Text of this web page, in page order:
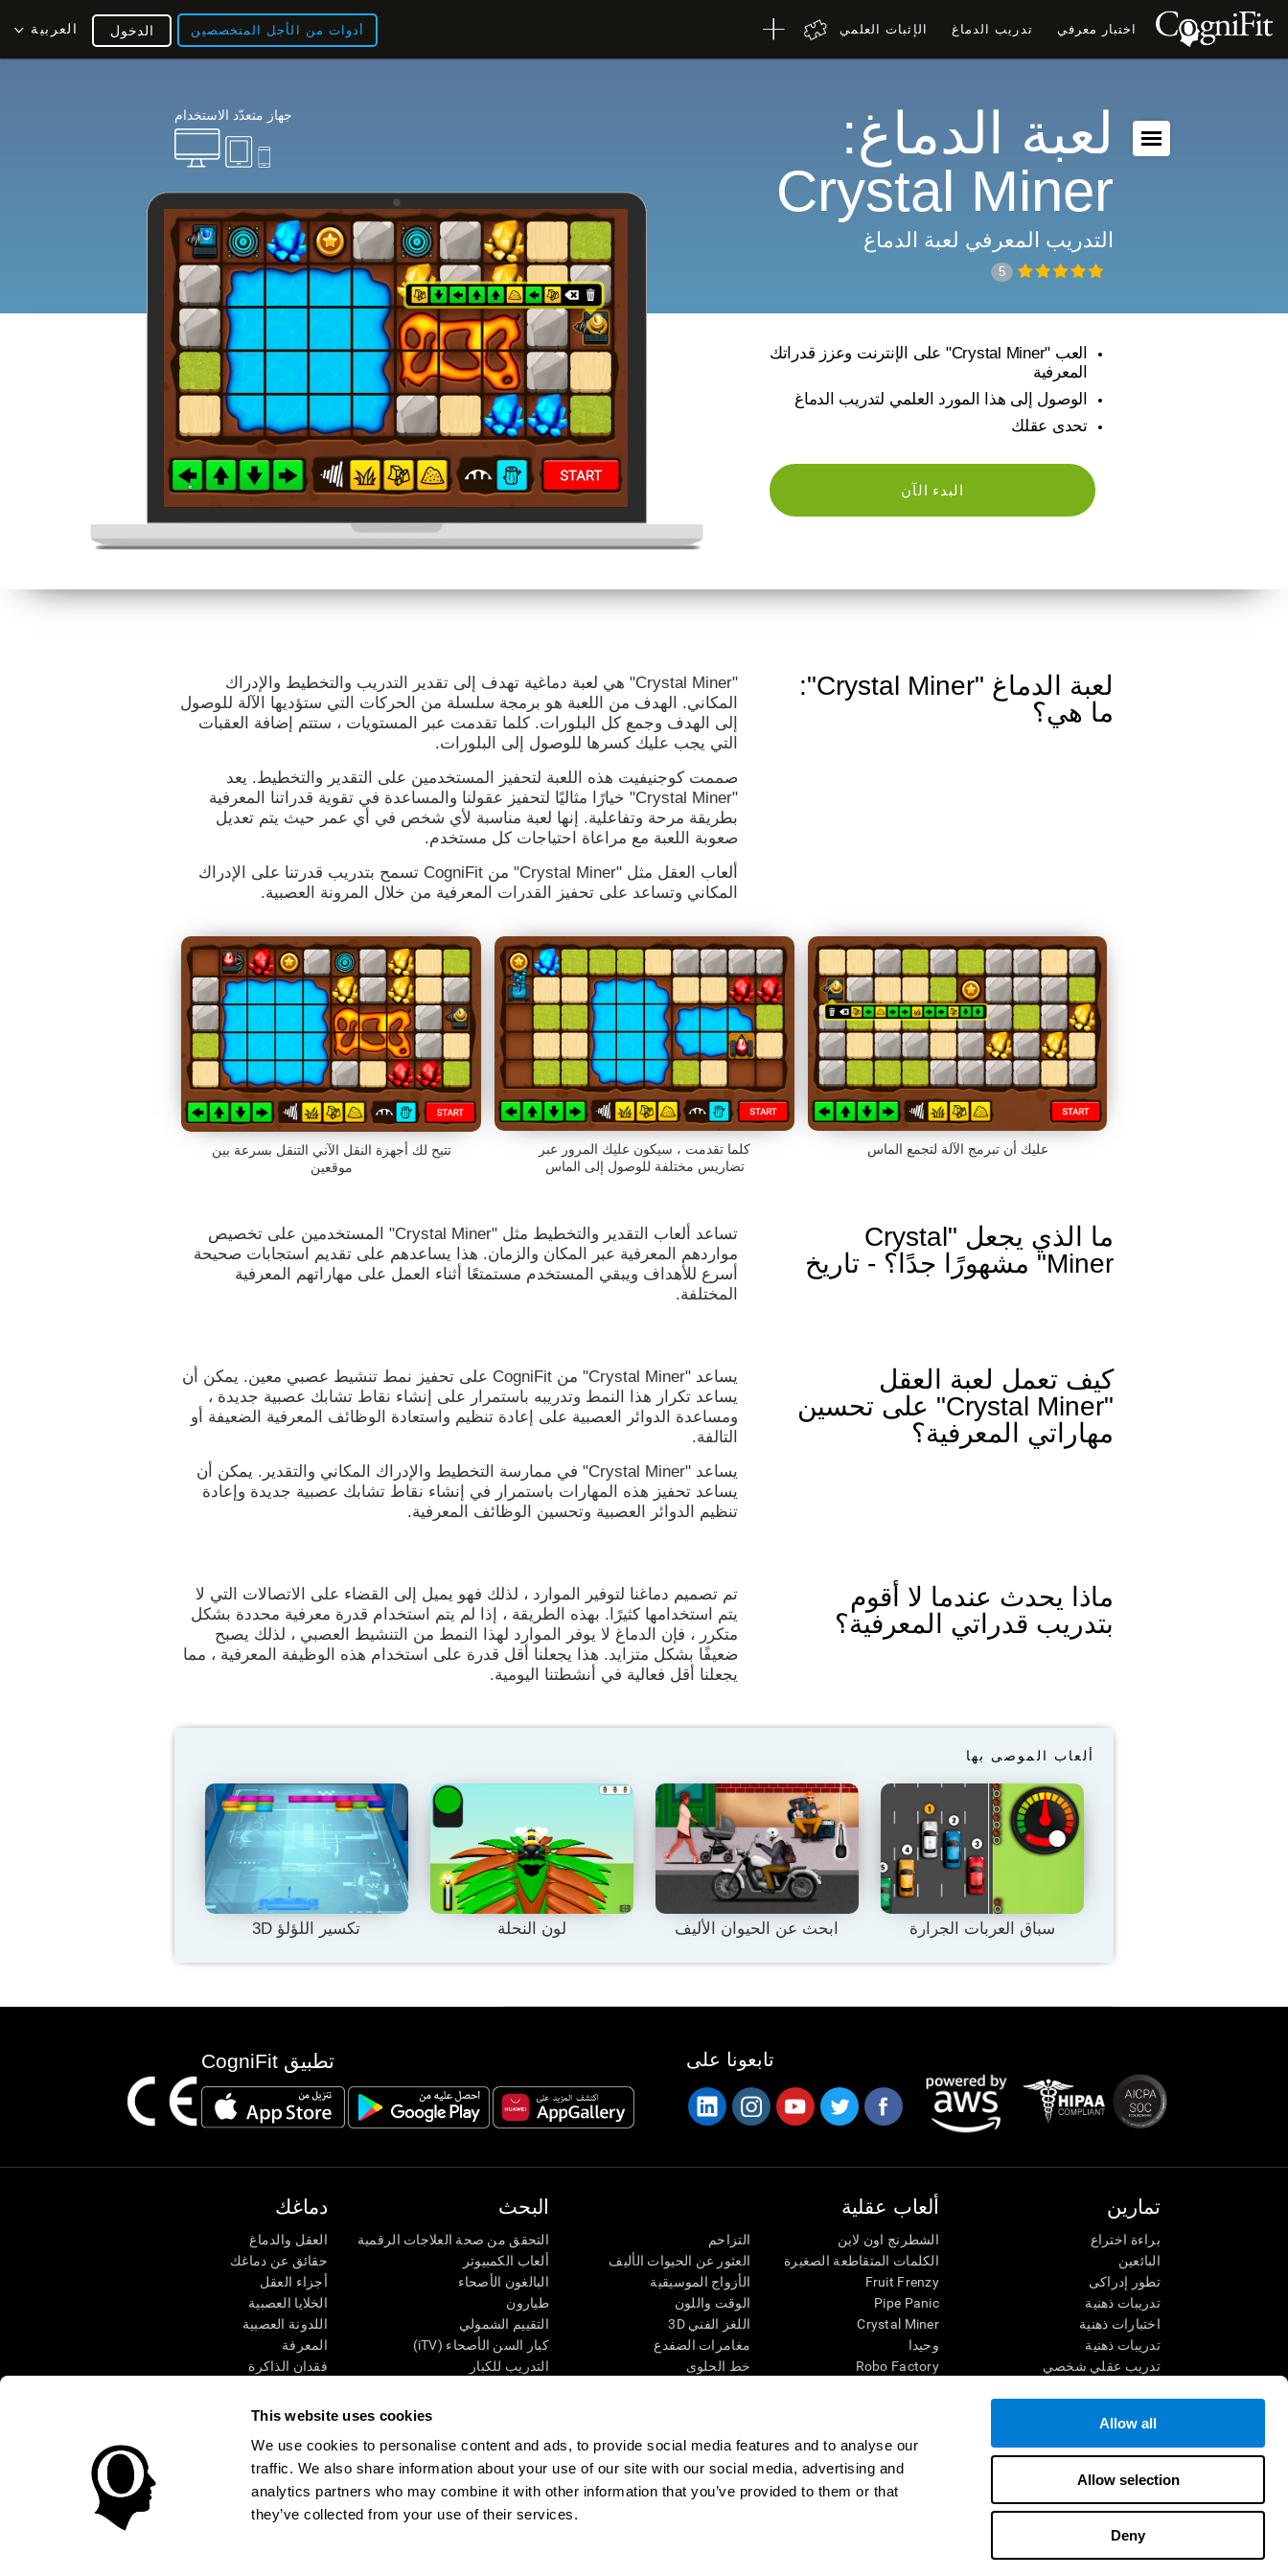
This website uses cookies
We use cookies to personalise content and ads, to provide social media features and to analyse our
traffic. We also share information about your use of our site with our social media, advertising and
analytics partners who may combine it with other information that you’ve provided to them or that
they’ve collected from your use of their services.
Allow all
Allow selection
Deny
اختبار معرفي تدريب الدماغ الإثبات العلمي أدوات من الأجل المتخصصين العربية الدخول
جهاز متعدّد الاستخدام
لعبة الدماغ:
Crystal Miner
التدريب المعرفي لعبة الدماغ
5
العب "Crystal Miner" على الإنترنت وعزز قدراتك
المعرفية
الوصول إلى هذا المورد العلمي لتدريب الدماغ
تحدى عقلك
البدء الآن
لعبة الدماغ "Crystal Miner":
ما هي؟
"Crystal Miner" هي لعبة دماغية تهدف إلى تقدير التدريب والتخطيط والإدراك
المكاني. الهدف من اللعبة هو برمجة سلسلة من الحركات التي ستؤديها الآلة للوصول
إلى الهدف وجمع كل البلورات. كلما تقدمت عبر المستويات ، ستتم إضافة العقبات
التي يجب عليك كسرها للوصول إلى البلورات.
صممت كوجنيفيت هذه اللعبة لتحفيز المستخدمين على التقدير والتخطيط. يعد
"Crystal Miner" خيارًا مثاليًا لتحفيز عقولنا والمساعدة في تقوية قدراتنا المعرفية
بطريقة مرحة وتفاعلية. إنها لعبة مناسبة لأي شخص في أي عمر حيث يتم تعديل
صعوبة اللعبة مع مراعاة احتياجات كل مستخدم.
ألعاب العقل مثل "Crystal Miner" من CogniFit تسمح بتدريب قدرتنا على الإدراك
المكاني وتساعد على تحفيز القدرات المعرفية من خلال المرونة العصبية.
عليك أن تبرمج الآلة لتجمع الماس
كلما تقدمت ، سيكون عليك المرور عبر
تضاريس مختلفة للوصول إلى الماس
تتيح لك أجهزة النقل الآني التنقل بسرعة بين
موقعين
ما الذي يجعل "Crystal
Miner" مشهورًا جدًا؟ - تاريخ
تساعد ألعاب التقدير والتخطيط مثل "Crystal Miner" المستخدمين على تخصيص
مواردهم المعرفية عبر المكان والزمان. هذا يساعدهم على تقديم استجابات صحيحة
أسرع للأهداف ويبقي المستخدم مستمتعًا أثناء العمل على مهاراتهم المعرفية
المختلفة.
كيف تعمل لعبة العقل
"Crystal Miner" على تحسين
مهاراتي المعرفية؟
يساعد "Crystal Miner" من CogniFit على تحفيز نمط تنشيط عصبي معين. يمكن أن
يساعد تكرار هذا النمط وتدريبه باستمرار على إنشاء نقاط تشابك عصبية جديدة ،
ومساعدة الدوائر العصبية على إعادة تنظيم واستعادة الوظائف المعرفية الضعيفة أو
التالفة.
يساعد "Crystal Miner" في ممارسة التخطيط والإدراك المكاني والتقدير. يمكن أن
يساعد تحفيز هذه المهارات باستمرار في إنشاء نقاط تشابك عصبية جديدة وإعادة
تنظيم الدوائر العصبية وتحسين الوظائف المعرفية.
ماذا يحدث عندما لا أقوم
بتدريب قدراتي المعرفية؟
تم تصميم دماغنا لتوفير الموارد ، لذلك فهو يميل إلى القضاء على الاتصالات التي لا
يتم استخدامها كثيرًا. بهذه الطريقة ، إذا لم يتم استخدام قدرة معرفية محددة بشكل
متكرر ، فإن الدماغ لا يوفر الموارد لهذا النمط من التنشيط العصبي ، لذلك يصبح
ضعيفًا بشكل متزايد. هذا يجعلنا أقل قدرة على استخدام هذه الوظيفة المعرفية ، مما
يجعلنا أقل فعالية في أنشطتنا اليومية.
ألعاب الموصى بها
سباق العربات الجرارة ابحث عن الحيوان الأليف لون النحلة تكسير اللؤلؤ 3D
تطبيق CogniFit تابعونا على
دماغك
العقل والدماغ
حقائق عن دماغك
أجزاء العقل
الخلايا العصبية
اللدونة العصبية
المعرفة
فقدان الذاكرة
وظائف ذهنية
الإدراك الحسى
الانتباه
البحث
التحقق من صحة العلاجات الرقمية
ألعاب الكمبيوتر
البالغون الأصحاء
طيارون
التقييم الشمولي
كبار السن الأصحاء (iTV)
التدريب للكبار
ألعاب عقلية
الشطرنج اون لاين
الكلمات المتقاطعة الصغيرة
Fruit Frenzy
Pipe Panic
Crystal Miner
وحيدا
Robo Factory
قم بالمطابقة
فوضى الرياضيات
سباق الرخام
التزاحم
العثور عن الحيوات الأليف
الأزواج الموسيقية
الوقت واللون
اللغز الفني 3D
مغامرات الضفدع
خط الحلوى
اللعبة العقلية: تفجير البالونات
ألعاب الذكاء
ألعاب اون لاين من آجل الذاكرة
تمارين
براءة اختراع
البائعين
تطور إدراكى
تدريبات ذهنية
اختبارات ذهنية
تدريبات ذهنية
تدريب عقلي شخصي
فهم القراءة
الأطفال الموهوبون
معارك الدماغ